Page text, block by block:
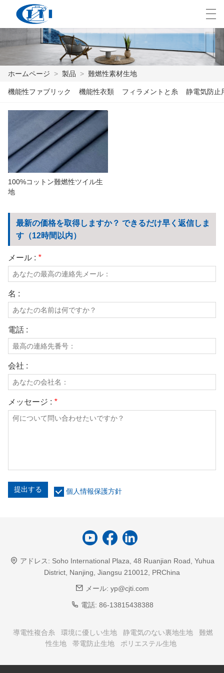
ホームページ
カスタマイズ
私たちについて
ニュース
我々に連絡し
ビデオ
العربية česky Deutsch
ホームページ > 製品 > 難燃性素材生地
機能性ファブリック 機能性衣類 フィラメントと糸 静電気防止
100%コットン難燃性ツイル生
地
最新の価格を取得しますか？ できるだけ早く返信しま
す（12時間以内）
メール : *
名 :
電話 :
会社 :
メッセージ : *
提出する 個人情報保護方針
アドレス: Soho International Plaza, 48 Ruanjian Road, Yuhua
District, Nanjing, Jiangsu 210012, PRChina
メール: yp@cjti.com
電話: 86-13815438388
導電性複合糸 環境に優しい生地 静電気のない裏地生地
難燃
性生地
帯電防止生地 ポリエステル生地